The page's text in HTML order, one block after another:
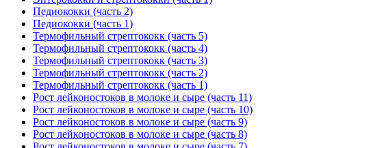
Педиококки (часть 2)
Педиококки (часть 1)
Термофильный стрептококк (часть 5)
Термофильный стрептококк (часть 4)
Термофильный стрептококк (часть 3)
Термофильный стрептококк (часть 2)
Термофильный стрептококк (часть 1)
Рост лейконостоков в молоке и сыре (часть 11)
Рост лейконостоков в молоке и сыре (часть 10)
Рост лейконостоков в молоке и сыре (часть 9)
Рост лейконостоков в молоке и сыре (часть 8)